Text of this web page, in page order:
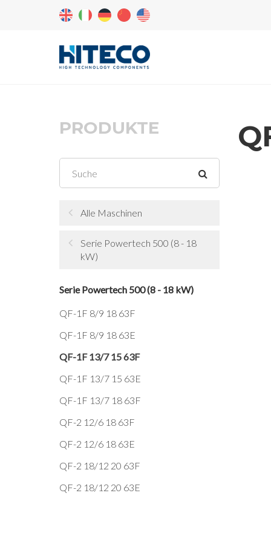
PRODUKTE
Alle Maschinen
Serie Powertech 500 (8 - 18
kW)
Serie Powertech 500 (8 - 18 kW)
QF-1F 8/9 18 63F
QF-1F 8/9 18 63E
QF-1F 13/7 15 63F
QF-1F 13/7 15 63E
QF-1F 13/7 18 63F
QF-2 12/6 18 63F
QF-2 12/6 18 63E
QF-2 18/12 20 63F
QF-2 18/12 20 63E